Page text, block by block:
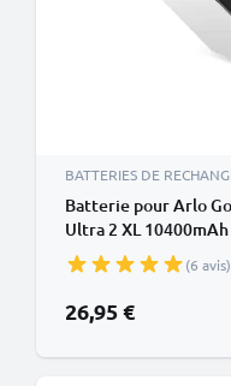
BATTERIES DE
Batterie pour Arlo
Ultra 2 XL 10400mAh
(6 avis)
26,95 €